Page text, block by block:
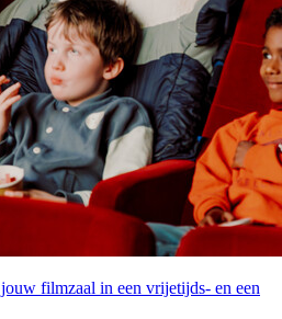
filmzaal in een vrijetijds- en een